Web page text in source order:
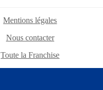
Mentions légales
Nous contacter
Toute la Franchise